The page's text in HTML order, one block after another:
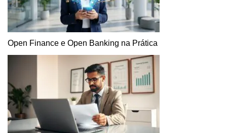
Open Finance e Open Banking na Prática